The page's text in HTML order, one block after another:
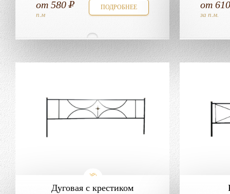
от 580
п.м
ПОДРОБНЕЕ от 610
за п.м.
Дуговая с крестиком